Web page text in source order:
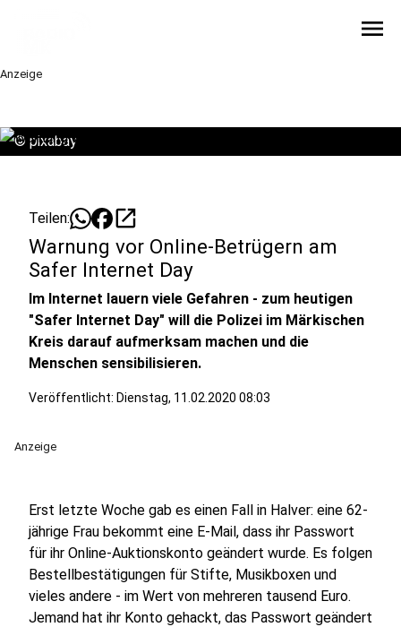
menu
Anzeige
© pixabay
Teilen: open_in_new
Warnung vor Online-Betrügern am
Safer Internet Day
Im Internet lauern viele Gefahren - zum heutigen
"Safer Internet Day" will die Polizei im Märkischen
Kreis darauf aufmerksam machen und die
Menschen sensibilisieren.
Veröffentlicht: Dienstag, 11.02.2020 08:03
Anzeige
Erst letzte Woche gab es einen Fall in Halver: eine 62-
jährige Frau bekommt eine E-Mail, dass ihr Passwort
für ihr Online-Auktionskonto geändert wurde. Es folgen
Bestellbestätigungen für Stifte, Musikboxen und
vieles andere - im Wert von mehreren tausend Euro.
Jemand hat ihr Konto gehackt, das Passwort geändert